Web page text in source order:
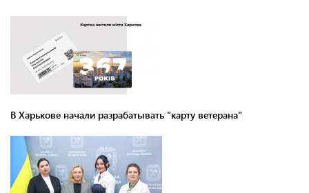
В Харькове начали разрабатывать "карту ветерана"